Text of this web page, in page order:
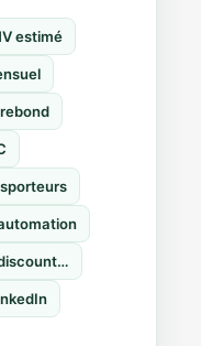
estimé